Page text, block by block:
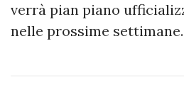
verrà pian piano
nelle prossime settimane.